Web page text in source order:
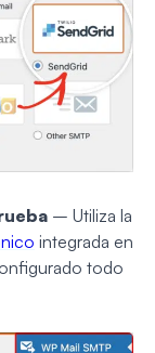
– Utiliza la
integrada en
todo